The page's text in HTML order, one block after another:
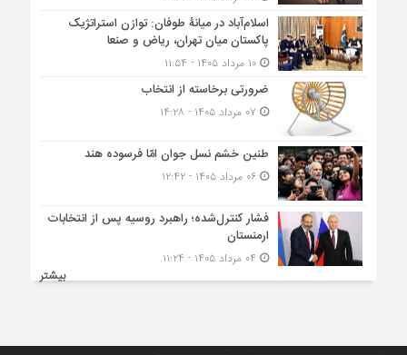
اسلام‌آباد در میانۀ طوفان: توازن استراتژیک
پاکستان میان تهران، ریاض و صنعا
۱۰ مرداد ۱۴۰۵ - ۱۱:۵۴
ضرورتی برخاسته از انتخاب
طنین خشم نسل جوان امّا فرسوده هند
۰۶ مرداد ۱۴۰۵ - ۱۲:۴۲
فشار کنترل‌شده؛ راهبرد روسیه پس از انتخابات
ارمنستان
بیشتر